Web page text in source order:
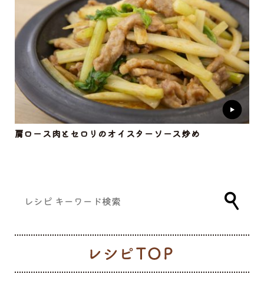
肩ロース肉とセロリのオイスターソース炒め